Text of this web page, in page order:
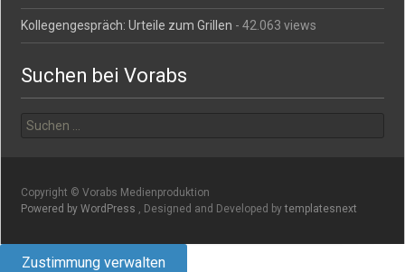
Kollegengespräch: Urteile zum Grillen - 42.063 views
Suchen bei Vorabs
nach:
Copyright © Vorabs Medienproduktion
Powered by WordPress
, Designed and Developed bytemplatesnext
Zustimmung verwalten